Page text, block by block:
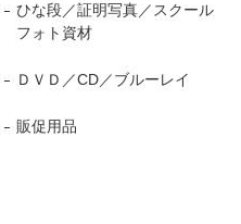
ひな段／証明写真／スクール
フォト資材
ＤＶＤ／CD／ブルーレイ
販促用品